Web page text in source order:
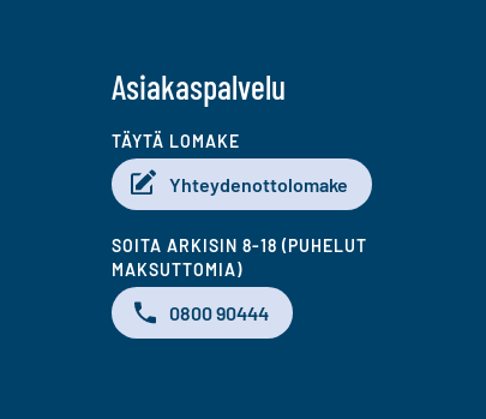
Asiakaspalvelu
TÄYTÄ LOMAKE
Yhteydenottolomake
SOITA ARKISIN 8-18 (PUHELUT
MAKSUTTOMIA)
0800 90444